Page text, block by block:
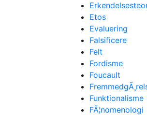
Etos
Evaluering
Falsificere
Felt
Fordisme
Foucault
Funktionalisme
FÃ¦nomenologi